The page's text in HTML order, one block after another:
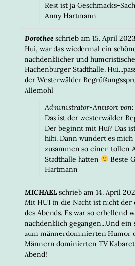
Rest ist ja Geschmacks-
Anny Hartmann
Dorothee schrieb am 15. April 2023
Hui, war das wiedermal ein
nachdenklicher und
Hachenburger Stadthalle.
der Westerwälder
Allemohl!
Administrator-Antwort
Das ist der westerwälder
Der beginnt mit Hui? Das
hihi. Dann wundert es mich
zusammen so einen tollen
Stadthalle hatten
Beste
Hartmann
MICHAELschrieb am 14. April
Mit HUI in die Nacht ist nicht der
des Abends. Es war so erhellend
nachdenklich gegangen...Und
zum männerdominierten Humor
Männern dominierten TV
Abend!